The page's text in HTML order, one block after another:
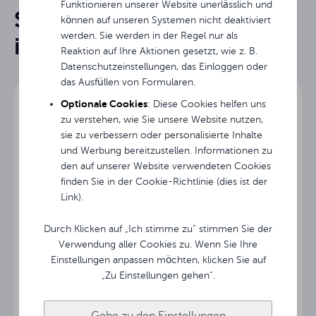
Funktionieren unserer Website unerlässlich und
können auf unseren Systemen nicht deaktiviert
werden. Sie werden in der Regel nur als
Reaktion auf Ihre Aktionen gesetzt, wie z. B.
Datenschutzeinstellungen, das Einloggen oder
das Ausfüllen von Formularen.
Optionale Cookies: Diese Cookies helfen uns
zu verstehen, wie Sie unsere Website nutzen,
sie zu verbessern oder personalisierte Inhalte
und Werbung bereitzustellen. Informationen zu
den auf unserer Website verwendeten Cookies
finden Sie in der Cookie-Richtlinie (dies ist der
Link).
Durch Klicken auf „Ich stimme zu“ stimmen Sie der
Verwendung aller Cookies zu. Wenn Sie Ihre
Einstellungen anpassen möchten, klicken Sie auf
„Zu Einstellungen gehen“.
Bildschirmtyp Elektrisch erweiterbar
Diagonale 85.8 "
Breite des
Höhe des
200 cm
Bildbreite 190 cm
Seitliche schwarze
Rahmen
Instrukcja obsługi
Avtek Electric - broszura produkt
Rysunek techniczny
Sie könnten an ihnen
interessiert sein
Mobile Rahmenleinwand Avtek FOLD 280 (16:9)